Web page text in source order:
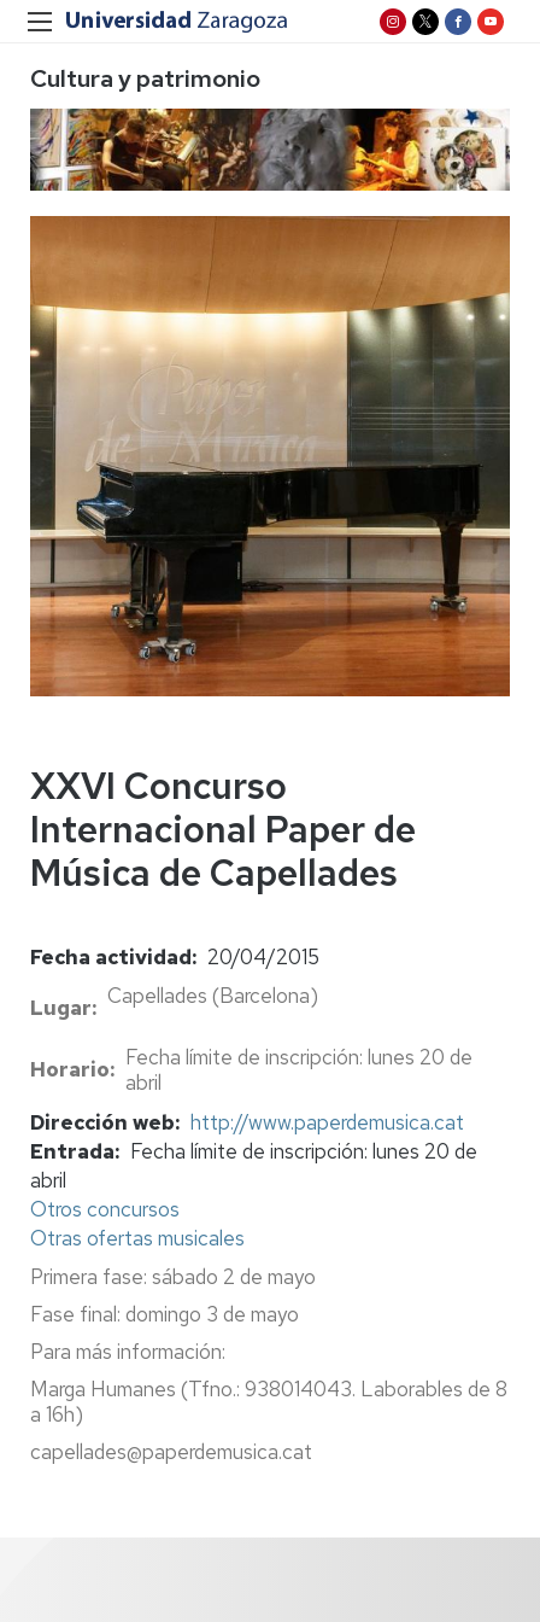
Cultura y patrimonio
XXVI Concurso
Internacional Paper de
Música de Capellades
Fecha actividad
20/04/2015
Lugar
Capellades (Barcelona)
Horario
Fecha límite de inscripción: lunes 20 de
abril
Dirección web
http://www.paperdemusica.cat
Entrada
Fecha límite de inscripción: lunes 20 de
abril
Otros concursos
Otras ofertas musicales
Primera fase: sábado 2 de mayo
Fase final: domingo 3 de mayo
Para más información:
Marga Humanes (Tfno.: 938014043. Laborables de 8
a 16h)
capellades@paperdemusica.cat